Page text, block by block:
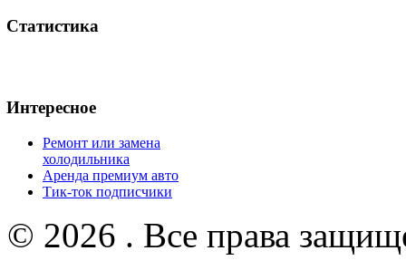
Статистика
Интересное
Ремонт или замена
холодильника
Аренда премиум авто
Тик-ток подписчики
© 2026 . Все права